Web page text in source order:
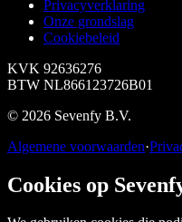
Privacyverklaring
Onze grondslag
Cookiebeleid
KVK 92636276
BTW NL866123726B01
© 2026 Sevenfy B.V.
Algemene voorwaarden·
Cookies op